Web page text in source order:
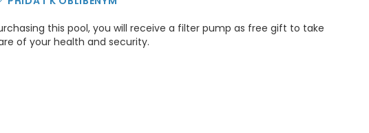
this pool, you will receive a filter pump as free gift to take
of your health and security.